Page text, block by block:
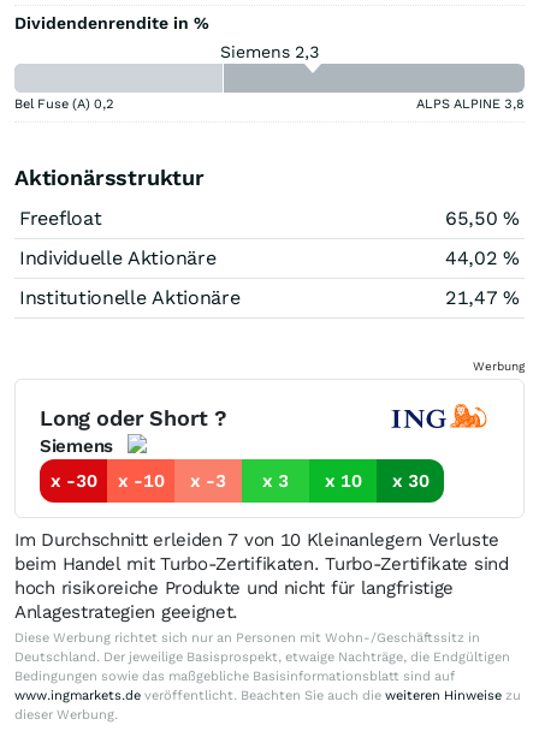
Dividendenrendite in %
Siemens 2,3
Bel Fuse (A) 0,2 ALPS ALPINE 3,8
Aktionärsstruktur
Freefloat
65,50 %
Individuelle Aktionäre
44,02 %
Institutionelle Aktionäre
21,47 %
Werbung
Long oder Short ?
Siemens
x -30
x -10 x -3 x 3 x 10 x 30
Im Durchschnitt erleiden 7 von 10 Kleinanlegern Verluste
beim Handel mit Turbo-Zertifikaten. Turbo-Zertifikate sind
hoch risikoreiche Produkte und nicht für langfristige
Anlagestrategien geeignet.
Diese Werbung richtet sich nur an Personen mit Wohn-/Geschäftssitz in
Deutschland. Der jeweilige Basisprospekt, etwaige Nachträge, die Endgültigen
Bedingungen sowie das maßgebliche Basisinformationsblatt sind auf
www.ingmarkets.de veröffentlicht. Beachten Sie auch die weiteren Hinweise zu
dieser Werbung.